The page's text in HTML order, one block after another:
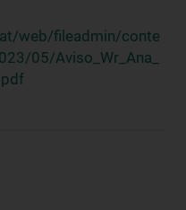
web/fileadmin/conte
05/Aviso_Wr_Ana_